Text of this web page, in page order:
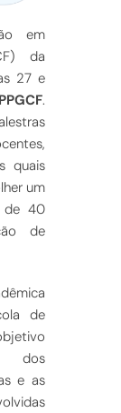
em
da
27 e
.
quais
um
de 40
de
de
dos
e as